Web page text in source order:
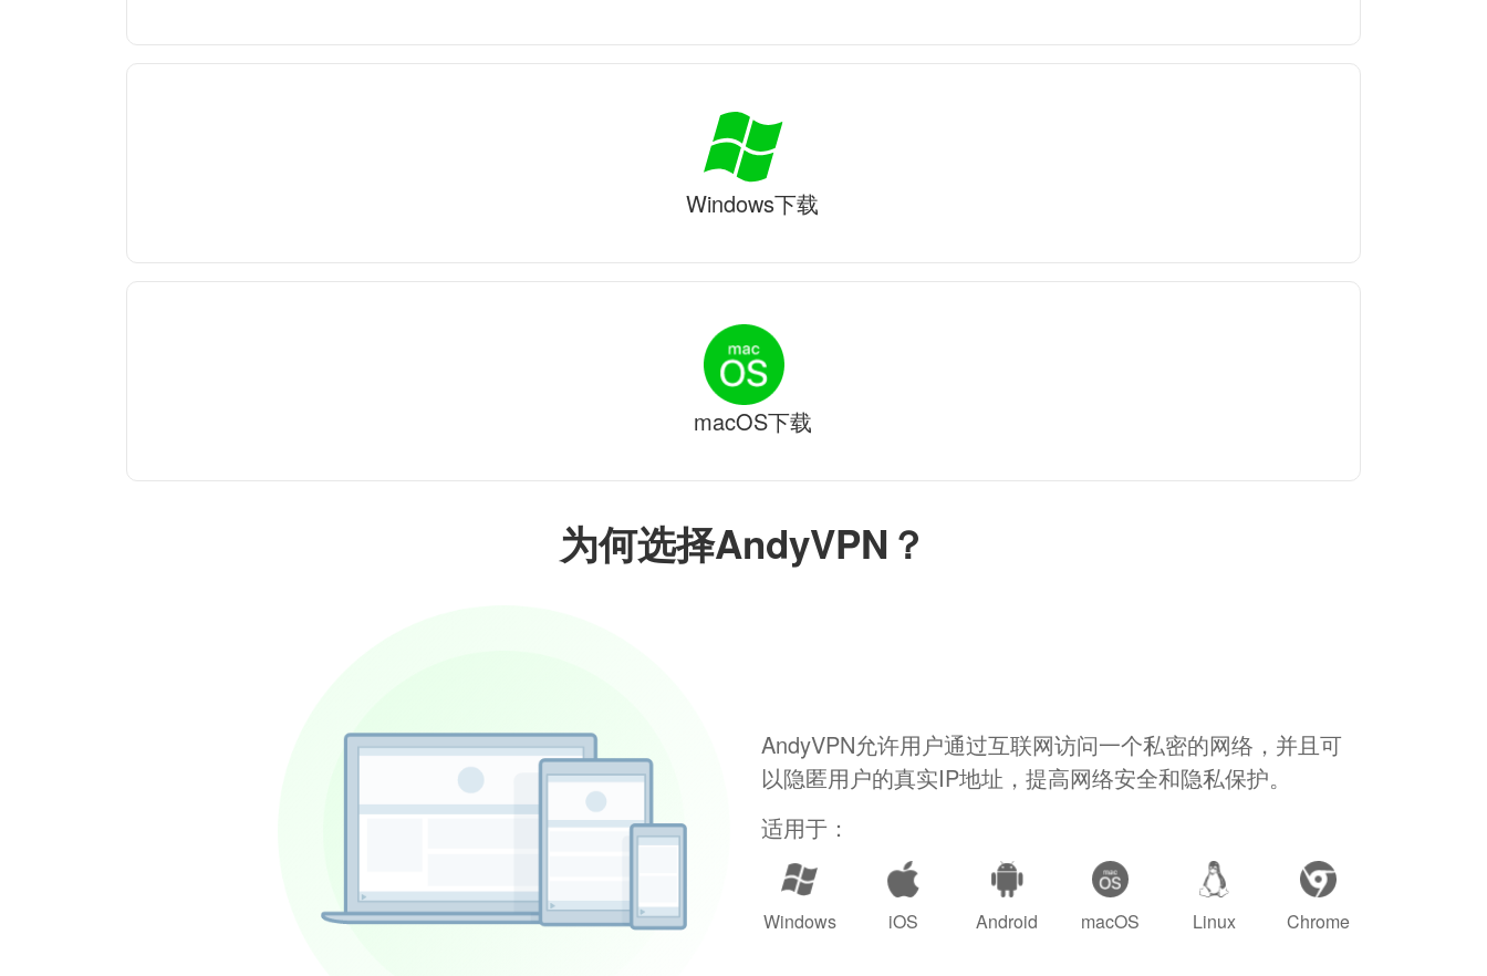
为何选择AndyVPN？
AndyVPN允许用户通过互联网访问一个私密的网络，并且可
以隐匿用户的真实IP地址，提高网络安全和隐私保护。
适用于：
Windows iOS Android macOS Linux Chrome
Windows下载
macOS下载